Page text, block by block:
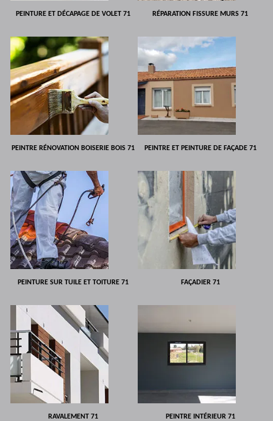
PEINTURE ET DÉCAPAGE DE VOLET 71 RÉPARATION FISSURE MURS 71
PEINTRE RÉNOVATION BOISERIE BOIS 71 PEINTRE ET PEINTURE DE FAÇADE 71
PEINTURE SUR TUILE ET TOITURE 71 FAÇADIER 71
RAVALEMENT 71 PEINTRE INTÉRIEUR 71